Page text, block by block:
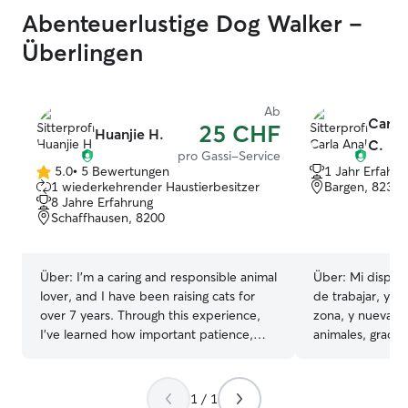
Abenteuerlustige Dog Walker –
Überlingen
Huanjie H.
Ab
25 CHF
pro Gassi-Service
5.0
von
5
Sternen
5.0• 5 Bewertungen
1 wiederkehrender Haustierbesitzer
8 Jahre Erfahrung
Schaffhausen, 8200
Über: I’m a caring and responsible animal
lover, and I have been raising cats for
over 7 years. Through this experience,
I’ve learned how important patience,
comfortable around dogs, birds, and
Carla
C.
1 Jahr
Bargen, 8233
Über: Mi
de trabajar, ya
zona, y nueva
animales,
1 / 1